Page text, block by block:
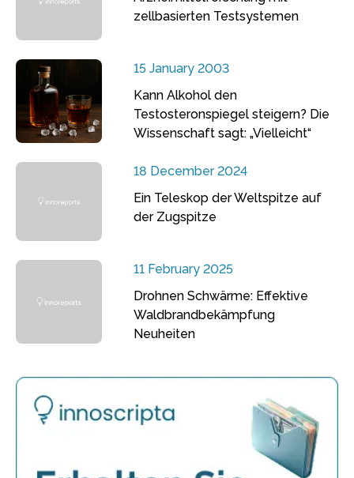
zellbasierten Testsystemen
15 January 2003
Kann Alkohol den
Testosteronspiegel steigern? Die
Wissenschaft sagt: „Vielleicht“
18 December 2024
Ein Teleskop der Weltspitze auf
der Zugspitze
11 February 2025
Drohnen Schwärme: Effektive
Waldbrandbekämpfung
Neuheiten